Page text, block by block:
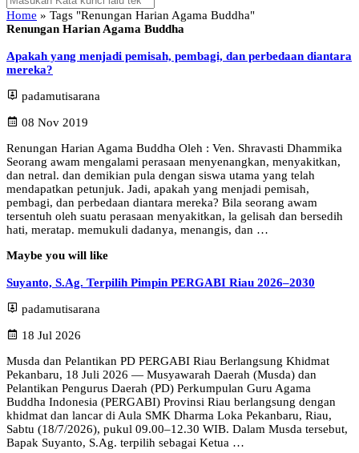
Home » Tags "Renungan Harian Agama Buddha"
Renungan Harian Agama Buddha
Apakah yang menjadi pemisah, pembagi, dan perbedaan diantara
mereka?
padamutisarana
08 Nov 2019
Renungan Harian Agama Buddha Oleh : Ven. Shravasti Dhammika
Seorang awam mengalami perasaan menyenangkan, menyakitkan,
dan netral. dan demikian pula dengan siswa utama yang telah
mendapatkan petunjuk. Jadi, apakah yang menjadi pemisah,
pembagi, dan perbedaan diantara mereka? Bila seorang awam
tersentuh oleh suatu perasaan menyakitkan, la gelisah dan bersedih
hati, meratap. memukuli dadanya, menangis, dan …
Maybe you will like
Suyanto, S.Ag. Terpilih Pimpin PERGABI Riau 2026–2030
padamutisarana
18 Jul 2026
Musda dan Pelantikan PD PERGABI Riau Berlangsung Khidmat
Pekanbaru, 18 Juli 2026 — Musyawarah Daerah (Musda) dan
Pelantikan Pengurus Daerah (PD) Perkumpulan Guru Agama
Buddha Indonesia (PERGABI) Provinsi Riau berlangsung dengan
khidmat dan lancar di Aula SMK Dharma Loka Pekanbaru, Riau,
Sabtu (18/7/2026), pukul 09.00–12.30 WIB. Dalam Musda tersebut,
Bapak Suyanto, S.Ag. terpilih sebagai Ketua …